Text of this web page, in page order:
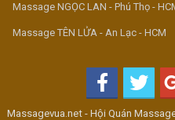
Massage NGỌC LAN - Phú Thọ -
Massage TÊN LỬA - An Lạc - HCM
Massagevua.net - Hội Quán